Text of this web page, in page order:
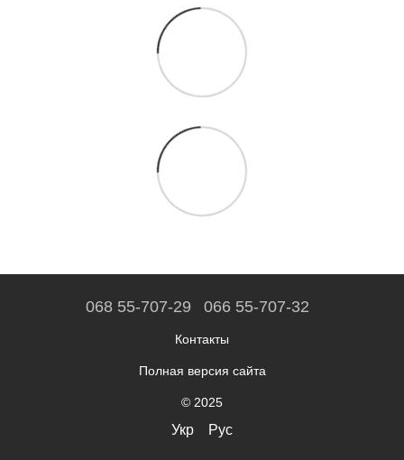
068 55-707-29 066 55-707-32
Контакты
Полная версия сайта
© 2025
Укр Рус